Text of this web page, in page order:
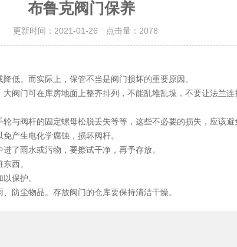
布鲁克阀门保养
更新时间：2021-01-26 点击量： 2078
低。而实际上，保管不当是阀门损坏的重要原因。
阀门可在库房地面上整齐排列，不能乱堆乱垛，不要让法兰
与阀杆的固定螺母松脱丢失等等，这些不必要的损失，应该避
产生电化学腐蚀，损坏阀杆。
了雨水或污物，要擦试干净，再予存放。
西。
保护。
防尘物品。存放阀门的仓库要保持清洁干燥。